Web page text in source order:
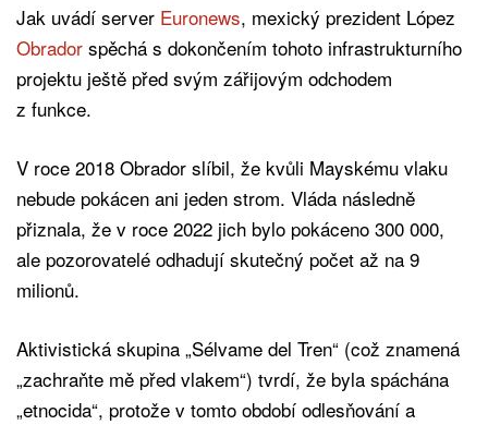
Jak uvádí server Euronews, mexický prezident López
Obrador spěchá s dokončením tohoto infrastrukturního
projektu ještě před svým zářijovým odchodem
z funkce.
V roce 2018 Obrador slíbil, že kvůli Mayskému vlaku
nebude pokácen ani jeden strom. Vláda následně
přiznala, že v roce 2022 jich bylo pokáceno 300 000,
ale pozorovatelé odhadují skutečný počet až na 9
milionů.
Aktivistická skupina „Sélvame del Tren“ (což znamená
„zachraňte mě před vlakem“) tvrdí, že byla spáchána
„etnocida“, protože v tomto období odlesňování a